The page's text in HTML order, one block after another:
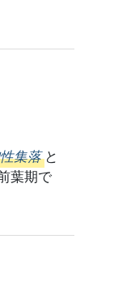
集落 と
葉期で